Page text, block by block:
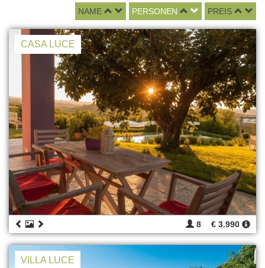
NAME PERSONEN PREIS
CASA LUCE
8 € 3.990
VILLA LUCE